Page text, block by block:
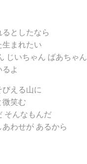
としたなら
まれたい
じいちゃん ばあちゃん
よ
える山に
笑む
そんなもんだ
わせが あるから